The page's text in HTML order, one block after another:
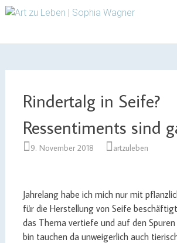
Art
Rindertalg in Seife?
Ressentiments sind
9. November 2018 artzuleben
Jahrelang habe ich mich nur mit
für die Herstellung von Seife
das Thema vertiefe und auf den
bin tauchen da unweigerlich auch